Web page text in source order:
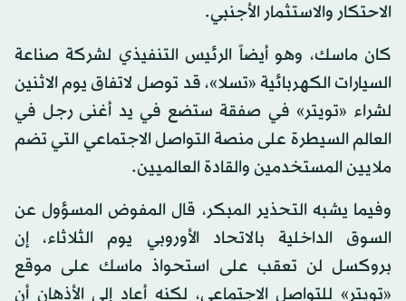
الاحتكار والاستثمار الأجنبي.
كان ماسك، وهو أيضاً الرئيس التنفيذي لشركة صناعة
السيارات الكهربائية «تسلا»، قد توصل لاتفاق يوم الاثنين
لشراء «تويتر» في صفقة ستضع في يد أغنى رجل في
العالم السيطرة على منصة التواصل الاجتماعي التي تضم
ملايين المستخدمين والقادة العالميين.
وفيما يشبه التحذير المبكر، قال المفوض المسؤول عن
السوق الداخلية بالاتحاد الأوروبي يوم الثلاثاء، إن
بروكسل لن تعقب على استحواذ ماسك على موقع
«تويتر» للتواصل الاجتماعي، لكنه أعاد إلى الأذهان أن